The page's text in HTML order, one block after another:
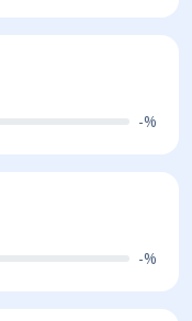
-%
-%